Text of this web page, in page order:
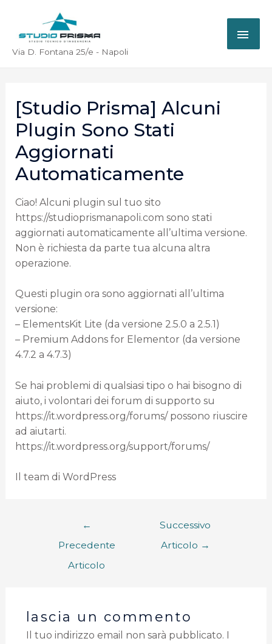
Via D. Fontana 25/e - Napoli
[Studio Prisma] Alcuni
Plugin Sono Stati
Aggiornati
Automaticamente
Ciao! Alcuni plugin sul tuo sito
https://studioprismanapoli.com sono stati
aggiornati automaticamente all’ultima versione.
Non è richiesta da parte tua alcuna altra
operazione.
Questi plugin ora sono aggiornati all’ultima
versione:
– ElementsKit Lite (da versione 2.5.0 a 2.5.1)
– Premium Addons for Elementor (da versione
4.7.2 a 4.7.3)
Se hai problemi di qualsiasi tipo o hai bisogno di
aiuto, i volontari dei forum di supporto su
https://it.wordpress.org/forums/ possono riuscire
ad aiutarti.
https://it.wordpress.org/support/forums/
Il team di WordPress
←
Precedente
Articolo
Successivo
Articolo →
lascia un commento
Il tuo indirizzo email non sarà pubblicato.